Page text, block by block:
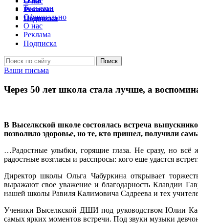
Тольятти
Официально
О нас
Реклама
Подписка
Ваши письма
Через 50 лет школа стала лучше, а
В Выселкской школе состоялась встреча
позволило здоровье, но те, кто пришел, получили
…Радостные улыбки, горящие глаза. Не сразу, но всё
радостные возгласы и расспросы: кого еще удастся
Директор школы Ольга Чабуркина открывает
выражают свое уважение и благодарность Клавдии
нашей школы Равиля Калимовича Садреева и тех
Ученики Выселкской ДШИ под руководством Юлии
самых ярких моментов встречи. Под звуки музыки
Реклама
Подписка